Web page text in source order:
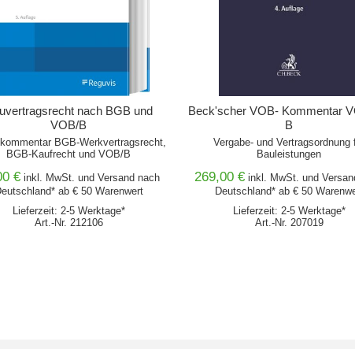
nach BGB und
VOB/B
BGB-Werkvertragsrecht,
BGB-Kaufrecht und VOB/B
€ inkl. MwSt. und Versand nach
ab € 50 Warenwert
Lieferzeit: 2-5 Werktage*
Art.-Nr. 212106
Beck'scher VOB- Kommentar
B
Vergabe- und Vertragsordnung
Bauleistungen
269,00 € inkl. MwSt. und
Deutschland* ab € 50
Lieferzeit: 2-5 Werktage*
Art.-Nr. 207019